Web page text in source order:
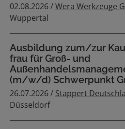
02.08.2026 /Wera Werkzeuge
Wuppertal
Ausbildung zum/zur
frau für Groß- und
(m/w/d) Schwerpunkt
26.07.2026 / Stappert
Düsseldorf